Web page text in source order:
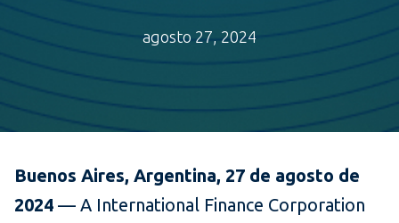
agosto 27, 2024
Buenos Aires, Argentina, 27 de agosto de
2024 — A International Finance Corporation